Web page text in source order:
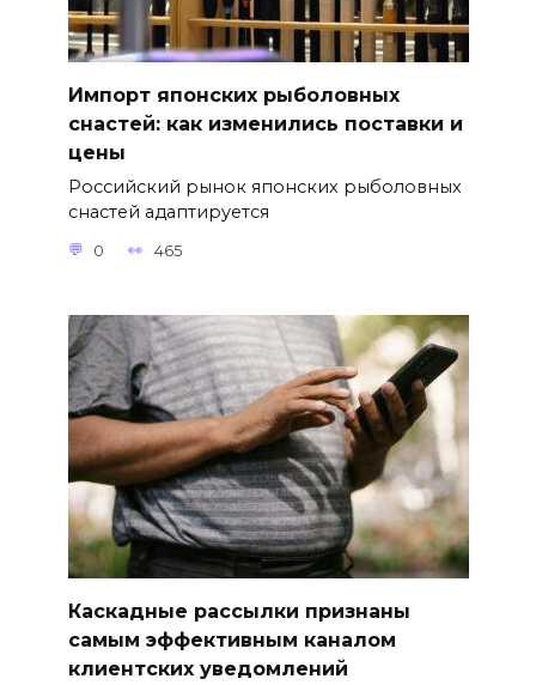
Импорт японских рыболовных
снастей: как изменились поставки и
цены
Российский рынок японских рыболовных
снастей адаптируется
0 465
Каскадные рассылки признаны
самым эффективным каналом
клиентских уведомлений